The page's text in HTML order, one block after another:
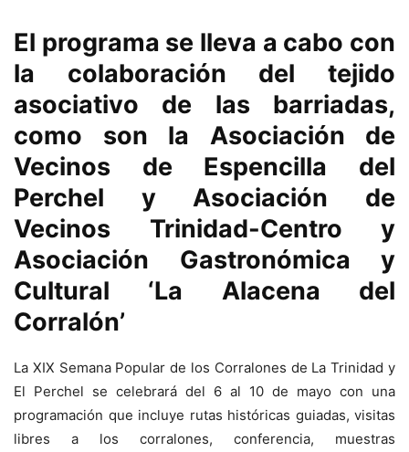
El programa se lleva a cabo con
la colaboración del tejido
asociativo de las barriadas,
como son la Asociación de
Vecinos de Espencilla del
Perchel y Asociación de
Vecinos Trinidad-Centro y
Asociación Gastronómica y
Cultural ‘La Alacena del
Corralón’
La XIX Semana Popular de los Corralones de La Trinidad y
El Perchel se celebrará del 6 al 10 de mayo con una
programación que incluye rutas históricas guiadas, visitas
libres a los corralones, conferencia, muestras